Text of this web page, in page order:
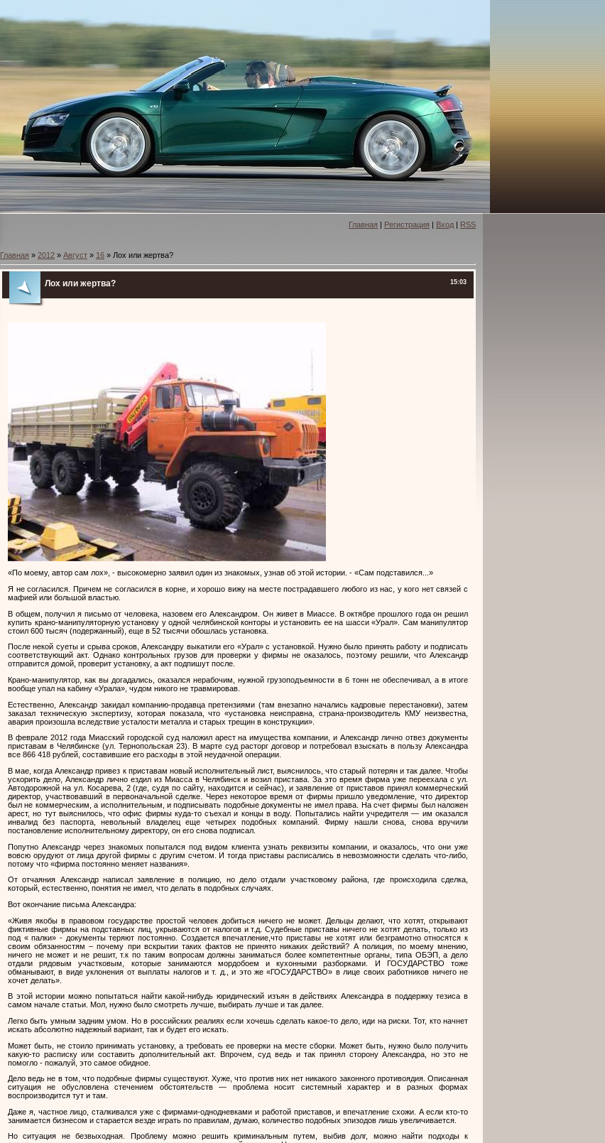
Главная | Регистрация | Вход | RSS
Главная » 2012 » Август » 16 » Лох или жертва?
15:03
Лох или жертва?
«По моему, автор сам лох», - высокомерно заявил один из знакомых, узнав об этой истории. - «Сам подставился...»
Я не согласился. Причем не согласился в корне, и хорошо вижу на месте пострадавшего любого из нас, у кого нет связей с
мафией или большой властью.
В общем, получил я письмо от человека, назовем его Александром. Он живет в Миассе. В октябре прошлого года он решил
купить крано-манипуляторную установку у одной челябинской конторы и установить ее на шасси «Урал». Сам манипулятор
стоил 600 тысяч (подержанный), еще в 52 тысячи обошлась установка.
После некой суеты и срыва сроков, Александру выкатили его «Урал» с установкой. Нужно было принять работу и подписать
соответствующий акт. Однако контрольных грузов для проверки у фирмы не оказалось, поэтому решили, что Александр
отправится домой, проверит установку, а акт подпишут после.
Крано-манипулятор, как вы догадались, оказался нерабочим, нужной грузоподъемности в 6 тонн не обеспечивал, а в итоге
вообще упал на кабину «Урала», чудом никого не травмировав.
Естественно, Александр закидал компанию-продавца претензиями (там внезапно начались кадровые перестановки), затем
заказал техническую экспертизу, которая показала, что «установка неисправна, страна-производитель КМУ неизвестна,
авария произошла вследствие усталости металла и старых трещин в конструкции».
В феврале 2012 года Миасский городской суд наложил арест на имущества компании, и Александр лично отвез документы
приставам в Челябинске (ул. Тернопольская 23). В марте суд расторг договор и потребовал взыскать в пользу Александра
все 866 418 рублей, составившие его расходы в этой неудачной операции.
В мае, когда Александр привез к приставам новый исполнительный лист, выяснилось, что старый потерян и так далее. Чтобы
ускорить дело, Александр лично ездил из Миасса в Челябинск и возил пристава. За это время фирма уже переехала с ул.
Автодорожной на ул. Косарева, 2 (где, судя по сайту, находится и сейчас), и заявление от приставов принял коммерческий
директор, участвовавший в первоначальной сделке. Через некоторое время от фирмы пришло уведомление, что директор
был не коммерческим, а исполнительным, и подписывать подобные документы не имел права. На счет фирмы был наложен
арест, но тут выяснилось, что офис фирмы куда-то съехал и концы в воду. Попытались найти учредителя — им оказался
инвалид без паспорта, невольный владелец еще четырех подобных компаний. Фирму нашли снова, снова вручили
постановление исполнительному директору, он его снова подписал.
Попутно Александр через знакомых попытался под видом клиента узнать реквизиты компании, и оказалось, что они уже
вовсю орудуют от лица другой фирмы с другим счетом. И тогда приставы расписались в невозможности сделать что-либо,
потому что «фирма постоянно меняет названия».
От отчаяния Александр написал заявление в полицию, но дело отдали участковому района, где происходила сделка,
который, естественно, понятия не имел, что делать в подобных случаях.
Вот окончание письма Александра:
«Живя якобы в правовом государстве простой человек добиться ничего не может. Дельцы делают, что хотят, открывают
фиктивные фирмы на подставных лиц, укрываются от налогов и т.д. Судебные приставы ничего не хотят делать, только из
под « палки» - документы теряют постоянно. Создается впечатление,что приставы не хотят или безграмотно относятся к
своим обязанностям – почему при вскрытии таких фактов не принято никаких действий? А полиция, по моему мнению,
ничего не может и не решит, т.к по таким вопросам должны заниматься более компетентные органы, типа ОБЭП, а дело
отдали рядовым участковым, которые занимаются мордобоем и кухонными разборками. И ГОСУДАРСТВО тоже
обманывают, в виде уклонения от выплаты налогов и т. д., и это же «ГОСУДАРСТВО» в лице своих работников ничего не
хочет делать».
В этой истории можно попытаться найти какой-нибудь юридический изъян в действиях Александра в поддержку тезиса в
самом начале статьи. Мол, нужно было смотреть лучше, выбирать лучше и так далее.
Легко быть умным задним умом. Но в российских реалиях если хочешь сделать какое-то дело, иди на риски. Тот, кто начнет
искать абсолютно надежный вариант, так и будет его искать.
Может быть, не стоило принимать установку, а требовать ее проверки на месте сборки. Может быть, нужно было получить
какую-то расписку или составить дополнительный акт. Впрочем, суд ведь и так принял сторону Александра, но это не
помогло - пожалуй, это самое обидное.
Дело ведь не в том, что подобные фирмы существуют. Хуже, что против них нет никакого законного противоядия. Описанная
ситуация не обусловлена стечением обстоятельств — проблема носит системный характер и в разных формах
воспроизводится тут и там.
Даже я, частное лицо, сталкивался уже с фирмами-однодневками и работой приставов, и впечатление схожи. А если кто-то
занимается бизнесом и старается везде играть по правилам, думаю, количество подобных эпизодов лишь увеличивается.
Но ситуация не безвыходная. Проблему можно решить криминальным путем, выбив долг, можно найти подходы к